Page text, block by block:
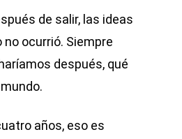
de salir, las ideas
ocurrió. Siempre
después, qué
años, eso es